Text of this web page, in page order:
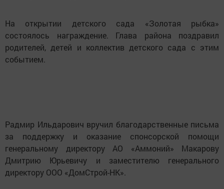
На открытии детского сада «Золотая рыбка»
состоялось награждение. Глава района поздравил
родителей, детей и коллектив детского сада с этим
событием.
Радмир Ильдарович вручил благодарственные письма
за поддержку и оказание спонсорской помощи
генеральному директору АО «Аммоний» Макарову
Дмитрию Юрьевичу и заместителю генерального
директору ООО «ДомСтрой-НК».